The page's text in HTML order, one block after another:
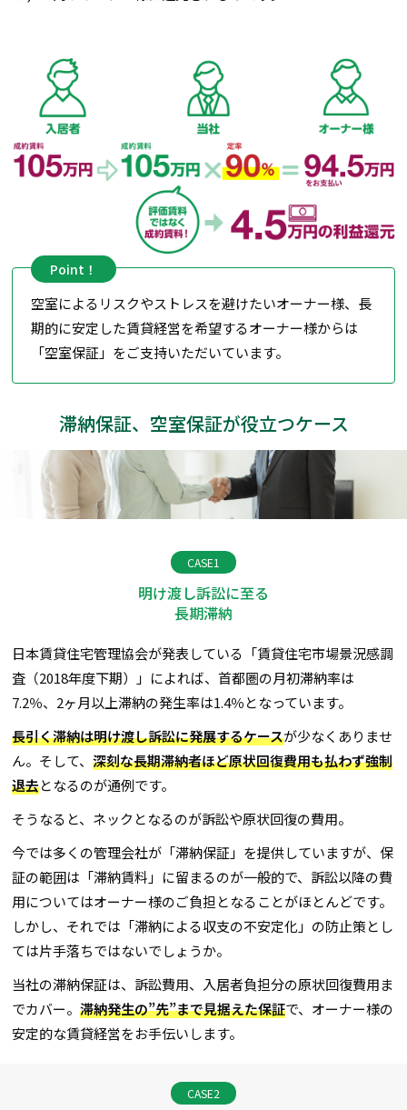
Point！
空室によるリスクやストレスを避けたいオーナー様、長
期的に安定した賃貸経営を希望するオーナー様からは
「空室保証」をご支持いただいています。
滞納保証、空室保証が役立つケース
CASE1
明け渡し訴訟に至る
長期滞納
日本賃貸住宅管理協会が発表している「賃貸住宅市場景況感調
査（2018年度下期）」によれば、首都圏の月初滞納率は
7.2％、2ヶ月以上滞納の発生率は1.4％となっています。
長引く滞納は明け渡し訴訟に発展するケースが少なくありませ
ん。そして、深刻な長期滞納者ほど原状回復費用も払わず強制
退去となるのが通例です。
そうなると、ネックとなるのが訴訟や原状回復の費用。
今では多くの管理会社が「滞納保証」を提供していますが、保
証の範囲は「滞納賃料」に留まるのが一般的で、訴訟以降の費
用についてはオーナー様のご負担となることがほとんどです。
しかし、それでは「滞納による収支の不安定化」の防止策とし
ては片手落ちではないでしょうか。
当社の滞納保証は、訴訟費用、入居者負担分の原状回復費用ま
でカバー。滞納発生の”先”まで見据えた保証で、オーナー様の
安定的な賃貸経営をお手伝いします。
CASE2